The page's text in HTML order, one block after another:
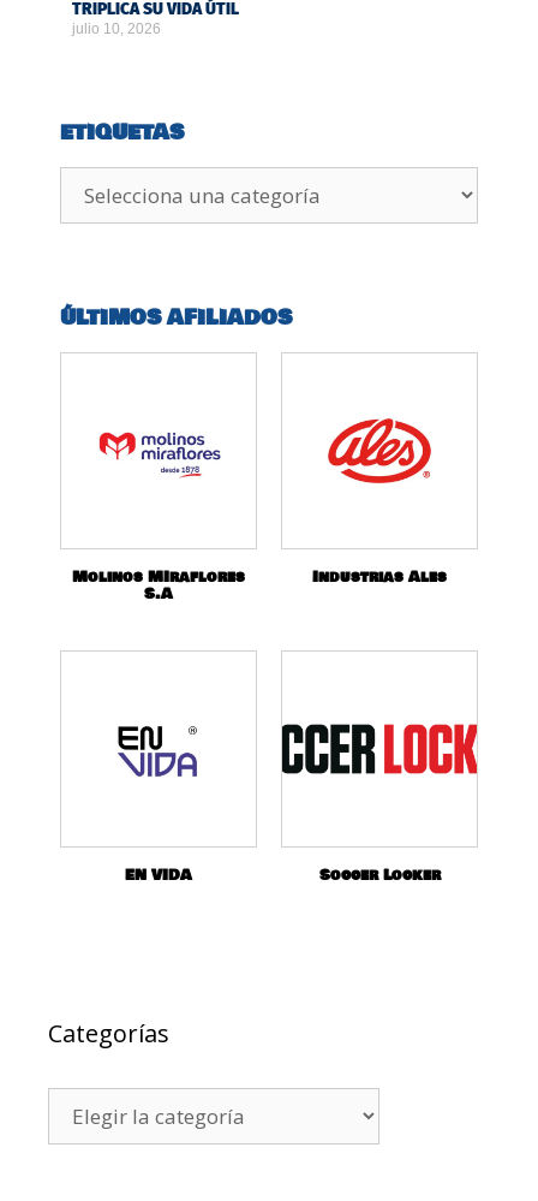
TRIPLICA SU VIDA ÚTIL
julio 10, 2026
ETIQUETAS
ÚLTIMOS AFILIADOS
Molinos MIraflores
S.A
Industrias Ales
EN VIDA Soccer Locker
Categorías